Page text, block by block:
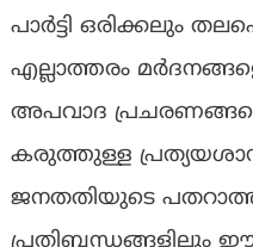
പാർട്ടി ഒരിക്കലും
എല്ലാത്തരം
അപവാദ
കരുത്തുള്ള
ജനതതിയുടെ